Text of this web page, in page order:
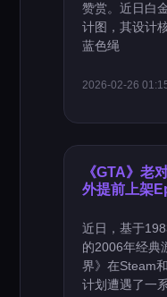
赞赏。近日白
计图，其设计
蓝色绳
2026-02-26
《GTA》老
外提前上架
近日，基于
的2006年经典
界》在Steam
计划遭遇了一